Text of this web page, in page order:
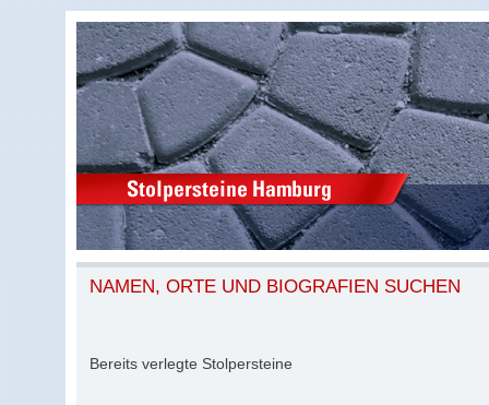
NAMEN, ORTE UND BIOGRAFIEN SUCHEN
Bereits verlegte Stolpersteine